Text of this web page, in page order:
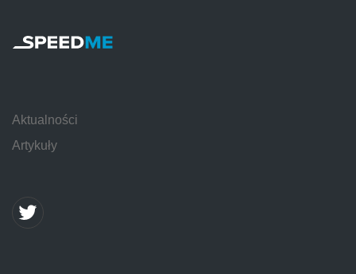
Aktualności
Artykuły